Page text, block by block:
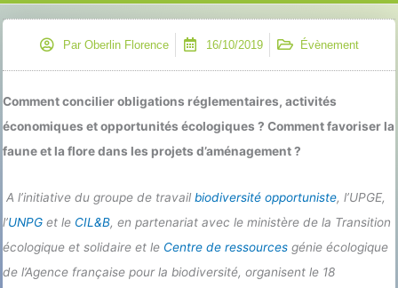
ParOberlin Florence 16/10/2019 Évènement
Comment concilier obligations réglementaires, activités
économiques et opportunités écologiques ? Comment favoriser la
faune et la flore dans les projets d’aménagement ?
A l’initiative du groupe de travail biodiversité opportuniste, l’UPGE,
l’UNPG et le CIL&B, en partenariat avec le ministère de la Transition
écologique et solidaire et le Centre de ressources génie écologique
de l’Agence française pour la biodiversité, organisent le 18